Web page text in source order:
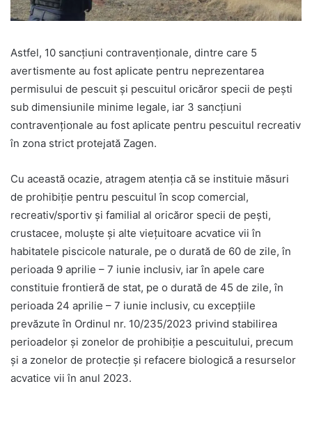
Astfel, 10 sancțiuni contravenționale, dintre care 5
avertismente au fost aplicate pentru neprezentarea
permisului de pescuit și pescuitul oricăror specii de pești
sub dimensiunile minime legale, iar 3 sancțiuni
contravenționale au fost aplicate pentru pescuitul recreativ
în zona strict protejată Zagen.
Cu această ocazie, atragem atenția că se instituie măsuri
de prohibiție pentru pescuitul în scop comercial,
recreativ/sportiv și familial al oricăror specii de pești,
crustacee, moluște și alte viețuitoare acvatice vii în
habitatele piscicole naturale, pe o durată de 60 de zile, în
perioada 9 aprilie – 7 iunie inclusiv, iar în apele care
constituie frontieră de stat, pe o durată de 45 de zile, în
perioada 24 aprilie – 7 iunie inclusiv, cu excepțiile
prevăzute în Ordinul nr. 10/235/2023 privind stabilirea
perioadelor și zonelor de prohibiție a pescuitului, precum
și a zonelor de protecție și refacere biologică a resurselor
acvatice vii în anul 2023.